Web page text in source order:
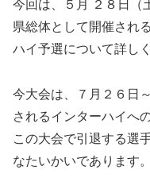
今回は、５月 ２８日（
県総体として開催され
ハイ予選について詳し
今大会は、７月２６日
されるインターハイへ
この大会で引退する選
なたいかいであります。